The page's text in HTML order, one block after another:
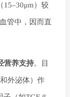
15–30μm）较
管中，因而直
营养支持。目
外泌体）作